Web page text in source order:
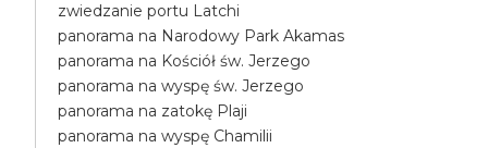
zwiedzanie portu Latchi
panorama na Narodowy Park Akamas
panorama na Kościół św. Jerzego
panorama na wyspę św. Jerzego
panorama na zatokę Plaji
panorama na wyspę Chamilii